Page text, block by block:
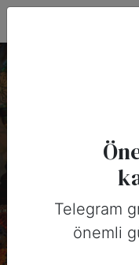
18
Günleri
18 Aralık,
için sosyal
Telegram
önemli